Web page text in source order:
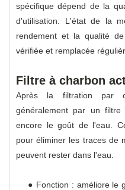
spécifique dépend de la
d'utilisation. L'état de la
rendement et la qualité
vérifiée et remplacée
Filtre à charbon
Après la filtration par
généralement par un
encore le goût de l'eau.
pour éliminer les traces de
peuvent rester dans l'eau.
● Fonction : améliore le